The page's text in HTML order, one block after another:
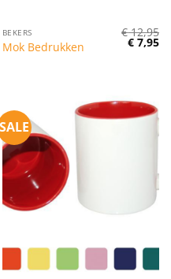
BEKERS
Mok Bedrukken
€12,95
prijs
€ 7,95
SALE